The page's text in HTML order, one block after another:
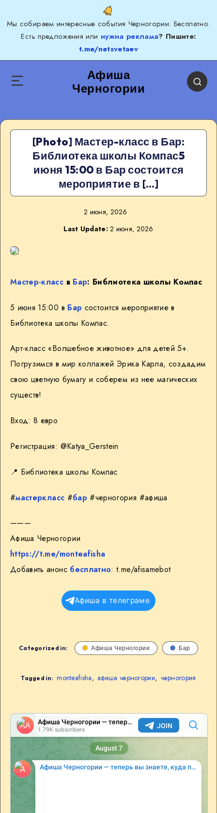
Мы собираем интересные события Черногории. Бесплатно.
Есть предложения или нужна реклама? Пишите:
t.me/netsvetaev
Афиша
Черногории
[Photo] Мастер-класс в Бар:
Библиотека школы Компас5
июня 15:00 в Бар состоится
мероприятие в […]
2 июня, 2026
Last Update:2 июня, 2026
Мастер-класс в Бар: Библиотека школы Компас
5 июня 15:00 в Бар состоится мероприятие в
Библиотека школы Компас.
Арт-класс «Волшебное животное» для детей 5+.
Погрузимся в мир коллажей Эрика Карла, создадим
свою цветную бумагу и соберем из нее магических
существ!
Вход: 8 евро
Регистрация: @Katya_Gerstein
📍 Библиотека школы Компас
#мастеркласс #бар #черногория #афиша
———
Афиша Черногории
https://t.me/monteafisha
Добавить анонс бесплатно: t.me/afisamebot
Афиша в телеграме
Categorized in: Афиша Черногории Бар
Tagged in: monteafisha, афиша черногории, черногория